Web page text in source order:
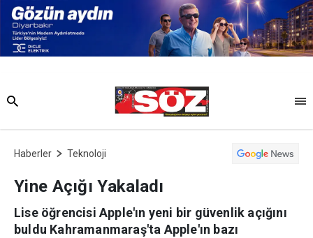
Haberler Teknoloji
Yine Açığı Yakaladı
Lise öğrencisi Apple'ın yeni bir güvenlik açığını
buldu Kahramanmaraş'ta Apple'ın bazı